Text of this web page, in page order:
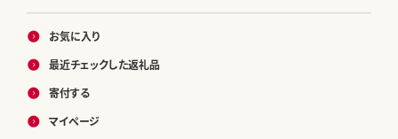
お気に入り
最近チェックした返礼品
寄付する
マイページ